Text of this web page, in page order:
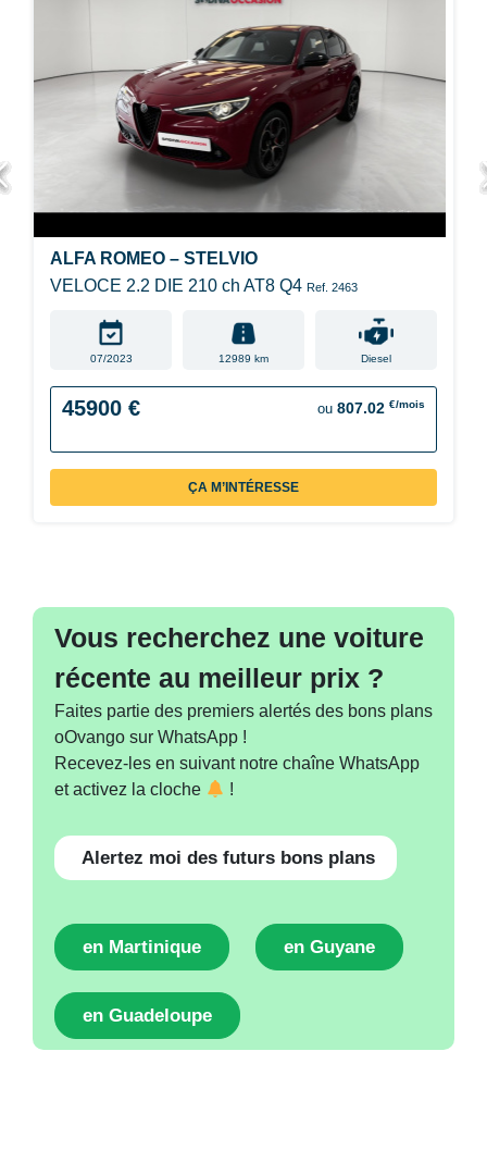
ALFA ROMEO – STELVIO
VELOCE 2.2 DIE 210 ch AT8 Q4 Ref. 2463
07/2023 12989 km Diesel
45900 € ou 807.02 €/mois
ÇA M’INTÉRESSE
Vous recherchez une voiture
récente au meilleur prix ?
Faites partie des premiers alertés des bons plans
oOvango sur WhatsApp !
Recevez-les en suivant notre chaîne WhatsApp
et activez la cloche
!
Alertez moi des futurs bons plans
en Martinique en Guyane
en Guadeloupe